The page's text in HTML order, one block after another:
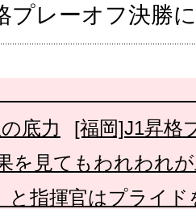
プレーオフ決勝
底力
[福岡]J1昇格
を見てもわれわれ
と指揮官はプライド